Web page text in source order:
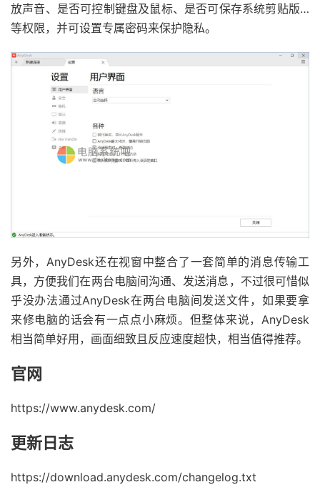
放声音、是否可控制键盘及鼠标、是否可保存系统剪贴版…
等权限，并可设置专属密码来保护隐私。
另外，AnyDesk还在视窗中整合了一套简单的消息传输工
具，方便我们在两台电脑间沟通、发送消息，不过很可惜似
乎没办法通过AnyDesk在两台电脑间发送文件，如果要拿
来修电脑的话会有一点点小麻烦。但整体来说，AnyDesk
相当简单好用，画面细致且反应速度超快，相当值得推荐。
官网
https://www.anydesk.com/
更新日志
https://download.anydesk.com/changelog.txt